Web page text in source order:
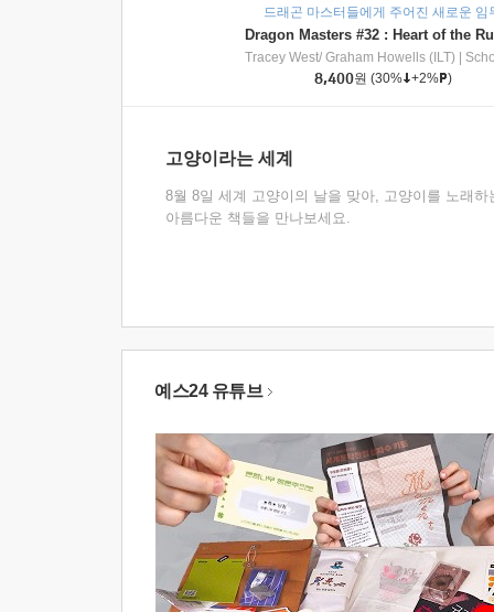
드래곤 마스터들에게 주어진 새로운 임
Tracey West/ Graham Howells (ILT)
8,400원 (30% +2% )
고양이라는 세계
8월 8일 세계 고양이의 날을 맞아, 고양이를 노래하
아름다운 책들을 만나보세요.
예스24 유튜브